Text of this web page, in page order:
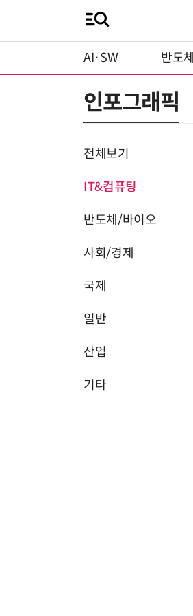
AI·SW 반도체
인포그래픽
전체보기
IT&컴퓨팅
반도체/바이오
사회/경제
국제
일반
산업
기타